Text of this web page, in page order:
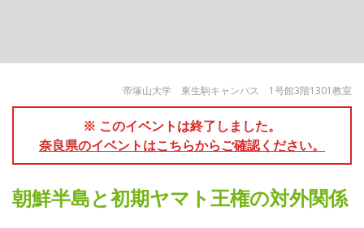
帝塚山大学 東生駒キャンパス 1号館3階1301教室
※ このイベントは終了しました。
奈良県のイベントはこちらからご確認ください。
朝鮮半島と初期ヤマト王権の対外関係